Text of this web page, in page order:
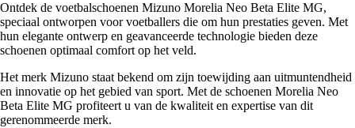
Ontdek de voetbalschoenen Mizuno Morelia Neo Beta Elite MG,
speciaal ontworpen voor voetballers die om hun prestaties geven. Met
hun elegante ontwerp en geavanceerde technologie bieden deze
schoenen optimaal comfort op het veld.
Het merk Mizuno staat bekend om zijn toewijding aan uitmuntendheid
en innovatie op het gebied van sport. Met de schoenen Morelia Neo
Beta Elite MG profiteert u van de kwaliteit en expertise van dit
gerenommeerde merk.